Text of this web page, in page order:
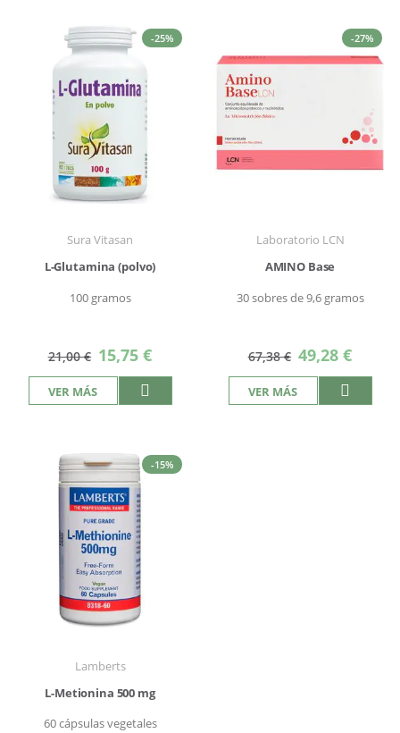
-25%
Sura Vitasan
L-Glutamina (polvo)
100 gramos
21,00 € Precio
especial
15,75 €
VER MÁS
-27%
Laboratorio LCN
AMINO Base
30 sobres de 9,6 gramos
67,38 € Precio
especial
49,28 €
VER MÁS
-15%
Lamberts
L-Metionina 500 mg
60 cápsulas vegetales